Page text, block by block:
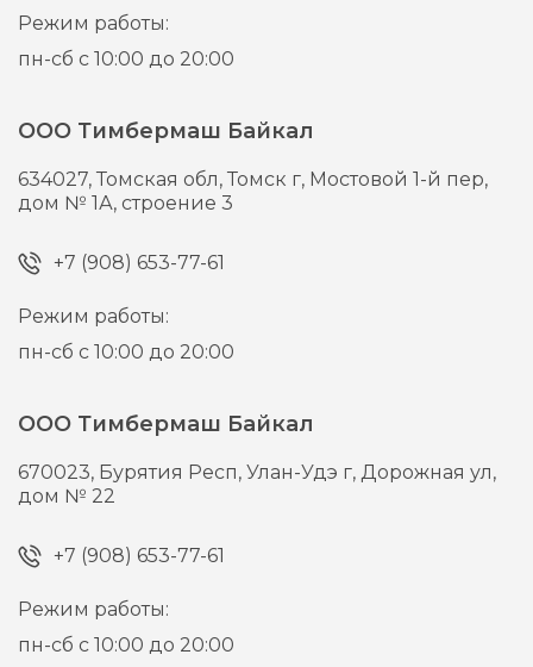
Режим работы:
пн-сб с 10:00 до 20:00
ООО Тимбермаш Байкал
634027,Томская обл, Томск г, Мостовой 1-й пер,
дом № 1А, строение 3
+7 (908) 653-77-61
Режим работы:
пн-сб с 10:00 до 20:00
ООО Тимбермаш Байкал
670023, Бурятия Респ, Улан-Удэ г,Дорожная ул,
дом № 22
+7 (908) 653-77-61
Режим работы:
пн-сб с 10:00 до 20:00